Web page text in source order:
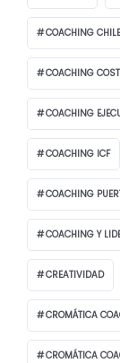
COACHING CHILE
COACHING
COACHING
COACHING ICF
COACHING
COACHING Y
CREATIVIDAD
CROMÁTICA
CROMÁTICA